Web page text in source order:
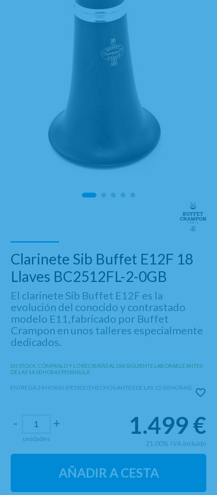
Clarinete Sib Buffet E12F 18
Llaves BC2512FL-2-0GB
El clarinete Sib Buffet E12F es la
evolución del conocido y contrastado
modelo E11,fabricado por Buffet
Crampon en unos talleres especialmente
dedicados.
EN STOCK. CÓMPRALO Y LO RECIBIRÁS AL DIA SIGUIENTE LABORABLE ANTES
DE LAS 14:00 HORAS PENINSULA
ENTREGA 24 HORAS (PEDIDOS HECHOS ANTES DE LAS 15:00 HORAS)
-
unidades
+ 1.499€
21.00% IVA incluido
AÑADIR A CESTA